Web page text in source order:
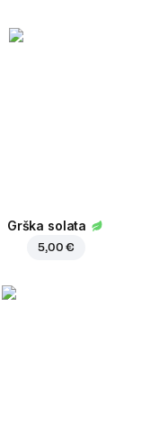
Grška solata
5,00 €